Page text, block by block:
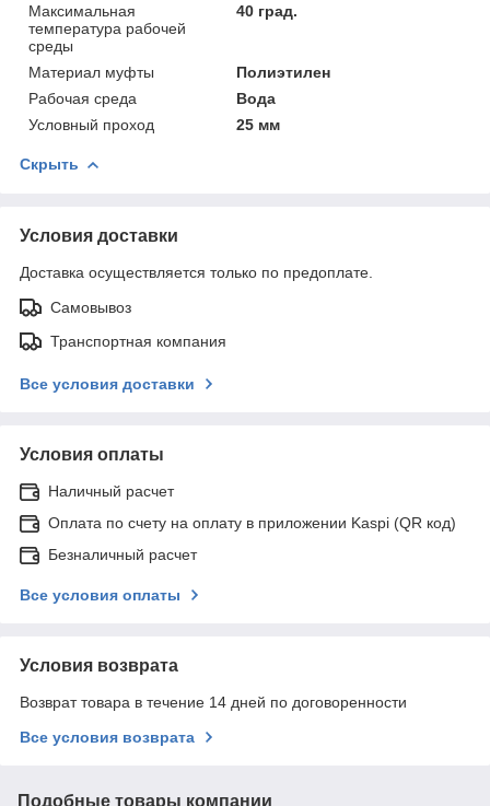
Максимальная
температура рабочей
среды
40 град.
Материал муфты
Полиэтилен
Рабочая среда
Вода
Условный проход
25 мм
Скрыть
Условия доставки
Доставка осуществляется только по предоплате.
Самовывоз
Транспортная компания
Все условия доставки
Условия оплаты
Наличный расчет
Оплата по счету на оплату в приложении Kaspi (QR код)
Безналичный расчет
Все условия оплаты
Условия возврата
Возврат товара в течение 14 дней по договоренности
Все условия возврата
Подобные товары компании